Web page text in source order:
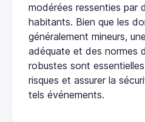
modérées ressenties par
habitants. Bien que les
généralement mineurs,
adéquate et des normes
robustes sont
risques et assurer la
tels événements.